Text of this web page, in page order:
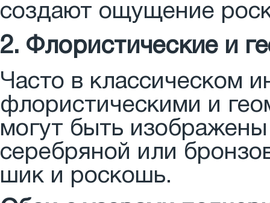
создают ощущение
2. Флористические и
Часто в классическом
флористическими и
могут быть
серебряной или
шик и роскошь.